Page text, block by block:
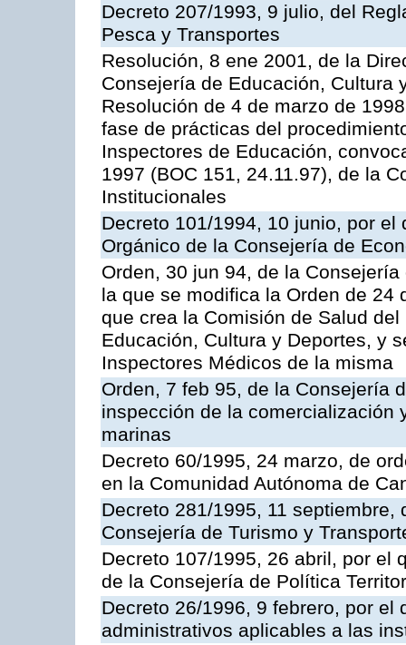
Decreto 207/1993, 9 julio, del
Pesca y Transportes
Resolución, 8 ene 2001, de la
Consejería de Educación, Cultura
Resolución de 4 de marzo de
fase de prácticas del
Inspectores de Educación,
1997 (BOC 151, 24.11.97), de la
Institucionales
Decreto 101/1994, 10 junio, por
Orgánico de la Consejería de
Orden, 30 jun 94, de la
la que se modifica la Orden de 24
que crea la Comisión de Salud
Educación, Cultura y Deportes, y
Inspectores Médicos de la misma
Orden, 7 feb 95, de la Consejería
inspección de la comercialización
marinas
Decreto 60/1995, 24 marzo, de
en la Comunidad Autónoma de
Decreto 281/1995, 11
Consejería de Turismo y
Decreto 107/1995, 26 abril, por el
de la Consejería de Política
Decreto 26/1996, 9 febrero, por
administrativos aplicables a las